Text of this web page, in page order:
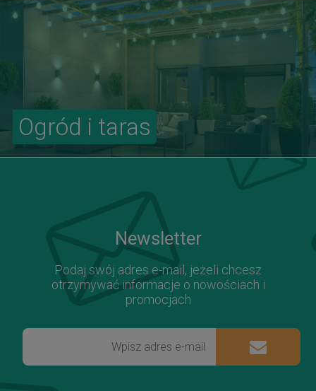
Ogród i taras
Newsletter
Podaj swój adres e-mail, jeżeli chcesz
otrzymywać informacje o nowościach i
promocjach